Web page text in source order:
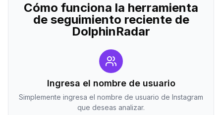
Cómo funciona la herramienta
de seguimiento reciente de
DolphinRadar
Ingresa el nombre de usuario
Simplemente ingresa el nombre de usuario de Instagram
que deseas analizar.